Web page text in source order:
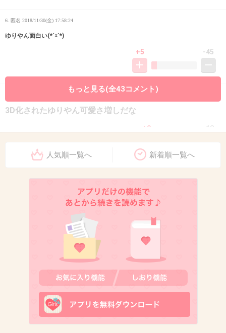
6. 匿名 2018/11/30(金) 17:58:24
ゆりやん面白い(*´ｪ`*)
+5 -45
2018/11/30(金) 17:58:46
3D化されたゆりやん可愛さ増しだな
+9
どうでもいいことなんだけどこの人レトリィバァって名前
つくんだよね。忘れてた
2018/11/30(金) 17:59:12
ゆりやんって面白いの？
もっと見る(全43コメント)
人気順一覧へ 新着順一覧へ